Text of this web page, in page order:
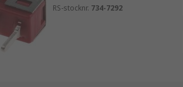
RS-stocknr. 734-7292